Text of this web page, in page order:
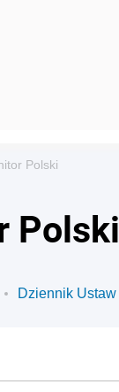
Polski
Polski
Dziennik Ustaw